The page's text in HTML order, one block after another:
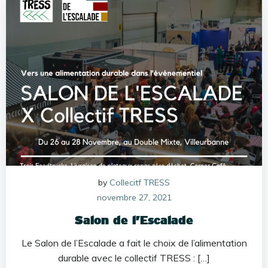
by Collecitf TRESS
novembre 27, 2021
Salon de l’Escalade
Le Salon de l’Escalade a fait le choix de l’alimentation
durable avec le collectif TRESS : […]